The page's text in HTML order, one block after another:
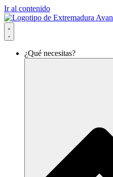
Ir al contenido
¿Qué necesitas?